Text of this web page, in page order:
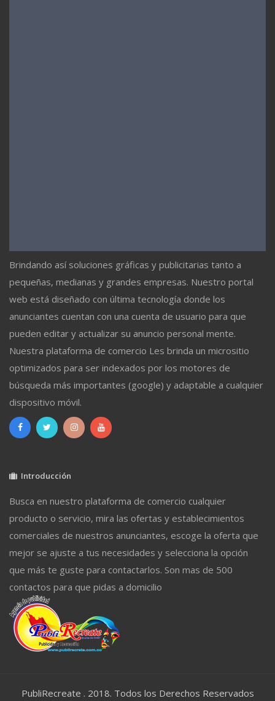
Brindando así soluciones gráficas y publicitarias tanto a
pequeñas, medianas y grandes empresas. Nuestro portal
web está diseñado con última tecnología donde los
anunciantes cuentan con una cuenta de usuario para que
pueden editar y actualizar su anuncio personal mente.
Nuestra plataforma de comercio Les brinda un micrositio
optimizados para ser indexados por los motores de
búsqueda más importantes (google) y adaptable a cualquier
dispositivo móvil.
Introducción
Busca en nuestro plataforma de comercio cualquier
producto o servicio, mira las ofertas y establecimientos
comerciales de nuestros anunciantes, escoge la oferta que
mejor se ajuste a tus necesidades y selecciona la opción
que más te guste para contactarlos. Son mas de 500
contactos para que pidas a domicilio
PubliRecreate . 2018. Todos los Derechos Reservados